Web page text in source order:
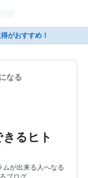
がおすすめ！
なる
るヒト
が出来る人へなる
ブログ